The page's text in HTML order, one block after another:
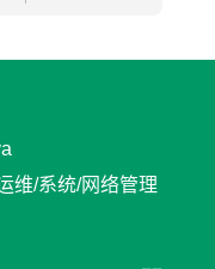
维/系统/网络管理